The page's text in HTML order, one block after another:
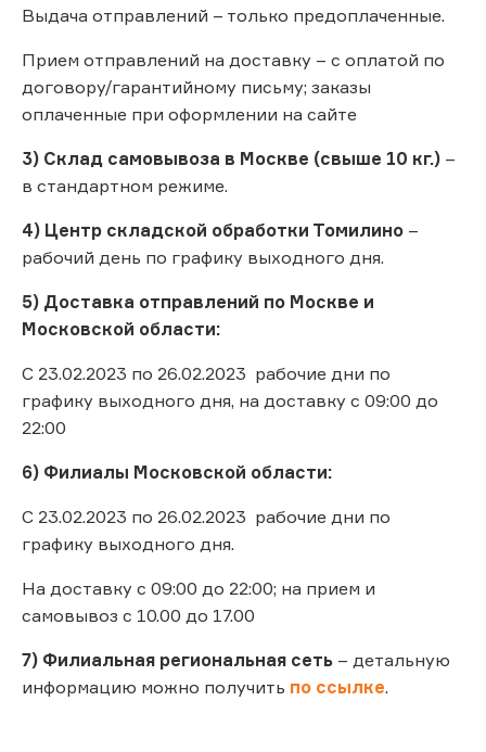
Выдача отправлений – только предоплаченные.
Прием отправлений на доставку – с оплатой по
договору/гарантийному письму; заказы
оплаченные при оформлении на сайте
3) Склад самовывоза в Москве (свыше 10 кг.) –
в стандартном режиме.
4) Центр складской обработки Томилино –
рабочий день по графику выходного дня.
5) Доставка отправлений по Москве и
Московской области:
С 23.02.2023 по 26.02.2023 рабочие дни по
графику выходного дня, на доставку с 09:00 до
22:00
6) Филиалы Московской области:
С 23.02.2023 по 26.02.2023 рабочие дни по
графику выходного дня.
На доставку с 09:00 до 22:00; на прием и
самовывоз с 10.00 до 17.00
7) Филиальная региональная сеть – детальную
информацию можно получить по ссылке.